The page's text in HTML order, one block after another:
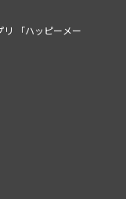
「ハッピーメー